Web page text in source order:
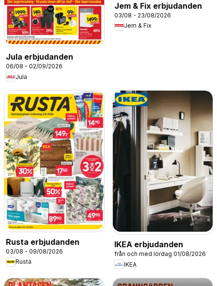
Jula erbjudanden
06/08 - 02/09/2026
Jula
Jem & Fix erbjudanden
03/08 - 23/08/2026
Jem & Fix
Rusta erbjudanden
03/08 - 09/08/2026
Rusta
IKEA erbjudanden
från och med lördag 01/08/2026
IKEA